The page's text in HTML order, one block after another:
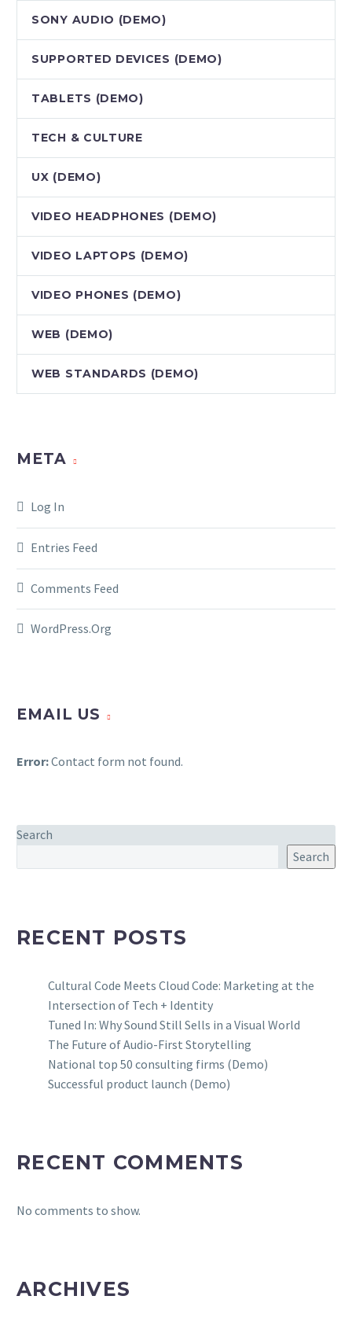
SONY AUDIO (DEMO)
SUPPORTED DEVICES (DEMO)
TABLETS (DEMO)
TECH & CULTURE
UX (DEMO)
VIDEO HEADPHONES (DEMO)
VIDEO LAPTOPS (DEMO)
VIDEO PHONES (DEMO)
WEB (DEMO)
WEB STANDARDS (DEMO)
META
Log In
Entries Feed
Comments Feed
WordPress.org
EMAIL US
Error:Contact form not found.
Search
Search
RECENT POSTS
Cultural Code Meets Cloud Code: Marketing at the
Intersection of Tech + Identity
Tuned In: Why Sound Still Sells in a Visual World
The Future of Audio-First Storytelling
National top 50 consulting firms (Demo)
Successful product launch (Demo)
RECENT COMMENTS
No comments to show.
ARCHIVES